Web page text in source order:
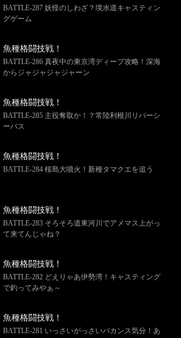
BATTLE-287 妖怪のしわざ？境水道キャスティン
グゲーム
魚種格闘技戦！
BATTLE-286 真夜中の東京湾ディープ攻略！深海
からジャジャジャジャーン
魚種格闘技戦！
BATTLE-285 主役奪取か！？常陸利根川リバーシ
ーバス
魚種格闘技戦！
BATTLE-284 桜島大噴火！新種タマクエを追う
魚種格闘技戦！
BATTLE-283 そろそろ道東河川でアメマス上がっ
て来てんじゃね？
魚種格闘技戦！
BATTLE-282 どえりゃあ伊勢湾！キャスティング
で釣ってみやぁ～
魚種格闘技戦！
BATTLE-281 いっさいがっさいバカンス気分！あ